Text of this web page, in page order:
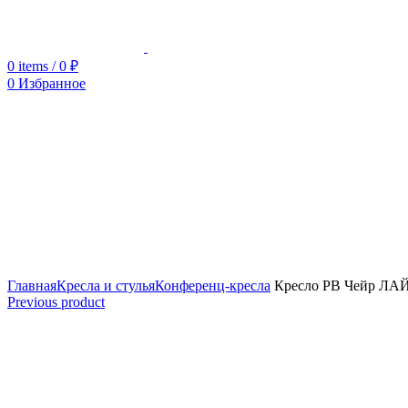
0 items / 0 ₽
0 Избранное
ГлавнаяКресла и стульяКонференц-кресла Кресло РВ Чейр
Previous product